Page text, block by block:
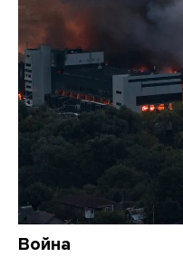
Война